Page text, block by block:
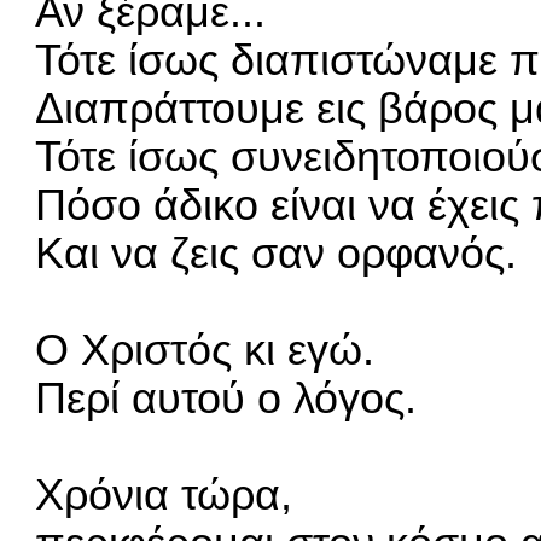
Αν ξέραμε...
Τότε ίσως διαπιστώναμε
Διαπράττουμε εις βάρος
Τότε ίσως
Πόσο άδικο είναι να
Και να ζεις σαν ορφανός.
Ο Χριστός κι εγώ.
Περί αυτού ο λόγος.
Χρόνια τώρα,